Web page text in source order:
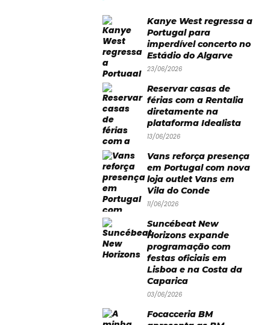
Kanye West regressa a
Portugal para
imperdível concerto no
Estádio do Algarve
23/06/2026
Reservar casas de
férias com a Rentalia
diretamente na
plataforma Idealista
13/06/2026
Vans reforça presença
em Portugal com nova
loja outlet Vans em
Vila do Conde
11/06/2026
Suncébeat New
Horizons expande
programação com
festas oficiais em
Lisboa e na Costa da
Caparica
03/06/2026
Focacceria BM